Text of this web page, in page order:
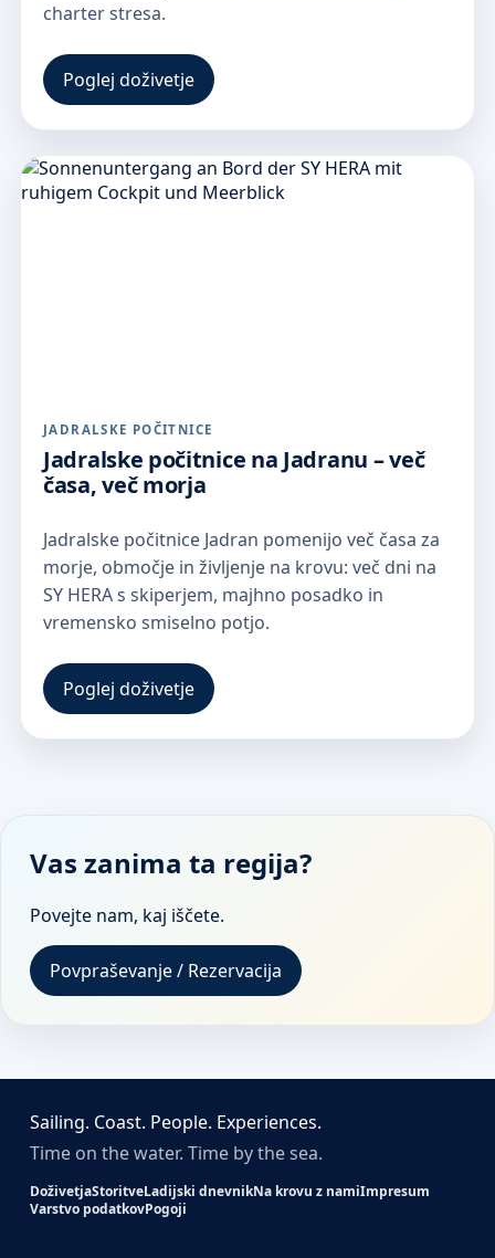
charter stresa.
Poglej doživetje
JADRALSKE POČITNICE
Jadralske počitnice na Jadranu – več
časa, več morja
Jadralske počitnice Jadran pomenijo več časa za
morje, območje in življenje na krovu: več dni na
SY HERA s skiperjem, majhno posadko in
vremensko smiselno potjo.
Poglej doživetje
Vas zanima ta regija?
Povejte nam, kaj iščete.
Povpraševanje / Rezervacija
Sailing. Coast. People. Experiences.
Time on the water. Time by the sea.
DoživetjaStoritveLadijski dnevnikNa krovu z namiImpresum
Varstvo podatkovPogoji